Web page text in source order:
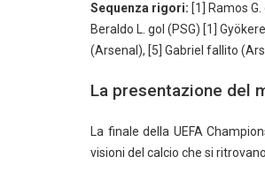
Sequenza rigori: [1] Ramos
Beraldo L. gol (PSG) [1]
(Arsenal), [5] Gabriel fallito
La presentazione del
La finale della UEFA
visioni del calcio che si